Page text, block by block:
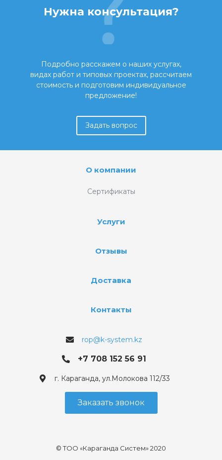
Нужна консультация?
Подробно расскажем о наших услугах,
видах работ и типовых проектах, рассчитаем
стоимость и подготовим индивидуальное
предложение!
Задать вопрос
О компании
Сертификаты
Услуги
Отзывы
Доставка
Контакты
rop@k-system.kz
+7 708 152 56 91
г. Караганда, ул.Молокова 112/33
Заказать звонок
© ТОО «Караганда Систем» 2020